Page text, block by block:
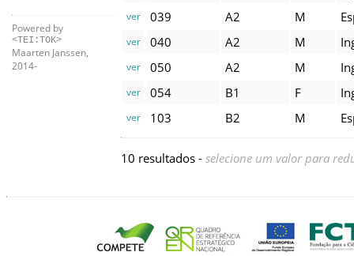
Powered by
<TEI:TOK>
Maarten Janssen,
2014-
ver 039 A2 M
ver 040 A2 M
ver 050 A2 M
ver 054 B1 F
ver 103 B2 M
10 resultados - selecione um valor para